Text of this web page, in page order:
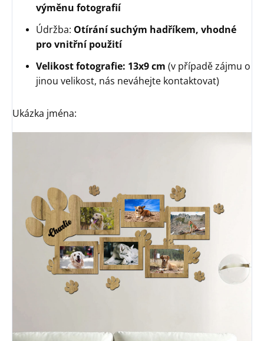
výměnu fotografií
Údržba: Otírání suchým hadříkem, vhodné
pro vnitřní použití
Velikost fotografie: 13x9 cm (v případě zájmu o
jinou velikost, nás neváhejte kontaktovat)
Ukázka jména: